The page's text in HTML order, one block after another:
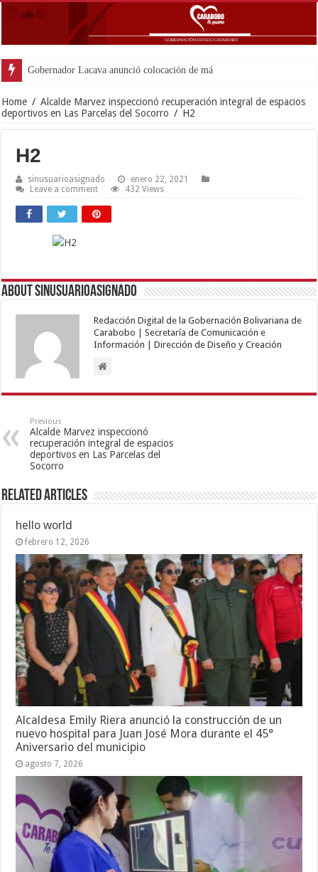
Gobernador Lacava anunció colocación de más de mil 500 to
Home / Alcalde Marvez inspeccionó recuperación integral de espacios
deportivos en Las Parcelas del Socorro / H2
H2
sinusuarioasignado
enero 22, 2021
Leave a comment
432 Views
About sinusuarioasignado
Redacción Digital de la Gobernación Bolivariana de
Carabobo | Secretaría de Comunicación e
Información | Dirección de Diseño y Creación
Previous
Alcalde Marvez inspeccionó
recuperación integral de espacios
deportivos en Las Parcelas del
Socorro
Related Articles
hello world
febrero 12, 2026
Alcaldesa Emily Riera anunció la construcción de un
nuevo hospital para Juan José Mora durante el 45°
Aniversario del municipio
agosto 7, 2026